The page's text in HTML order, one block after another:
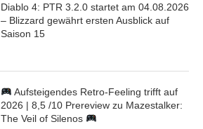
Diablo 4: PTR 3.2.0 startet am 04.08.2026
– Blizzard gewährt ersten Ausblick auf
Saison 15
Aufsteigendes Retro-Feeling trifft auf
2026 | 8,5 /10 Prereview zu Mazestalker:
The Veil of Silenos